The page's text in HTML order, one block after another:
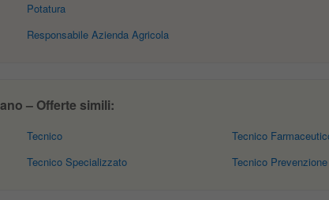
Potatura
Responsabile Azienda Agricola
– Offerte simili:
Tecnico
Tecnico Specializzato
Tecnico
Tecnico Prevenzione